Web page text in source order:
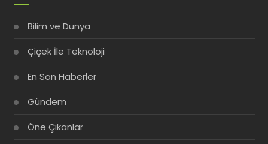
Bilim ve Dünya
Çiçek İle Teknoloji
En Son Haberler
Gündem
Öne Çıkanlar